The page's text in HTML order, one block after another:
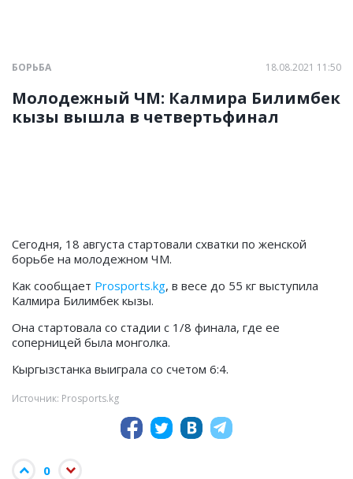
БОРЬБА 18.08.2021 11:50
Молодежный ЧМ: Калмира Билимбек
кызы вышла в четвертьфинал
Сегодня, 18 августа стартовали схватки по женской
борьбе на молодежном ЧМ.
Как сообщает Prosports.kg, в весе до 55 кг выступила
Калмира Билимбек кызы.
Она стартовала со стадии с 1/8 финала, где ее
соперницей была монголка.
Кыргызстанка выиграла со счетом 6:4.
Источник: Prosports.kg
0